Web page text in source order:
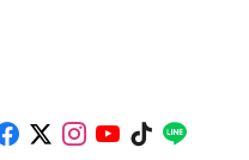
Like on Facebook
Follow on x
Follow on
Follow on
Follow